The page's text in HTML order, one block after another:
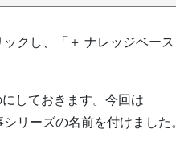
クし、「＋ ナレッジベース
しておきます。今回は
リーズの名前を付けました。